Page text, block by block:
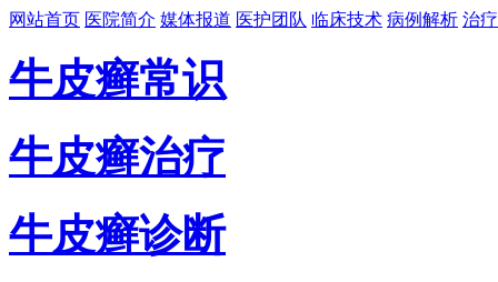
网站首页 医院简介 媒体报道 医护团队 临床技术 病例解析 治
牛皮癣常识
牛皮癣治疗
牛皮癣诊断